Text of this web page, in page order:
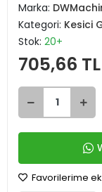
Marka:
Kategori: Kesici
Stok: 20+
705,66 TL
Favorilerime